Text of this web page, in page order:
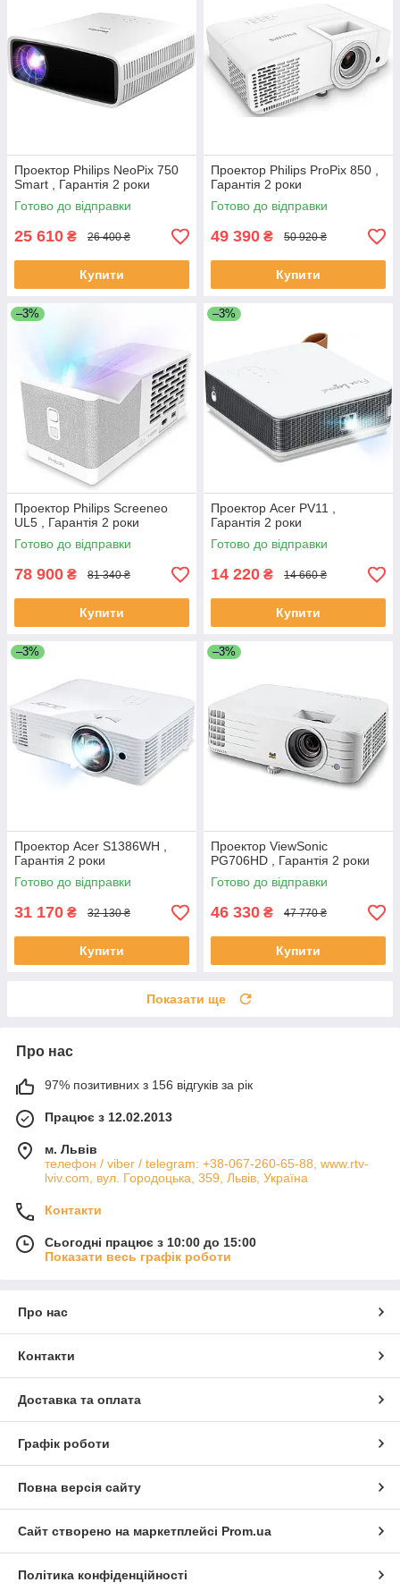
Проектор Philips NeoPix 750
Smart , Гарантія 2 роки
Готово до відправки
25 610 ₴ 26 400 ₴
Купити
Проектор Philips ProPix 850 ,
Гарантія 2 роки
Готово до відправки
49 390 ₴ 50 920 ₴
Купити
–3%
Проектор Philips Screeneo
UL5 , Гарантія 2 роки
Готово до відправки
78 900 ₴ 81 340 ₴
Купити
–3%
Проектор Acer PV11 ,
Гарантія 2 роки
Готово до відправки
14 220 ₴ 14 660 ₴
Купити
–3%
Проектор Acer S1386WH ,
Гарантія 2 роки
Готово до відправки
31 170 ₴ 32 130 ₴
Купити
–3%
Проектор ViewSonic
PG706HD , Гарантія 2 роки
Готово до відправки
46 330 ₴ 47 770 ₴
Купити
Показати ще
Про нас
97% позитивних з 156 відгуків за рік
Працює з 12.02.2013
м. Львів
телефон / viber / telegram: +38-067-260-65-88, www.rtv-
lviv.com, вул. Городоцька, 359, Львів, Україна
Контакти
Сьогодні працює з 10:00 до 15:00
Показати весь графік роботи
Про нас
Контакти
Доставка та оплата
Графік роботи
Повна версія сайту
Сайт створено на маркетплейсі Prom.ua
Політика конфіденційності